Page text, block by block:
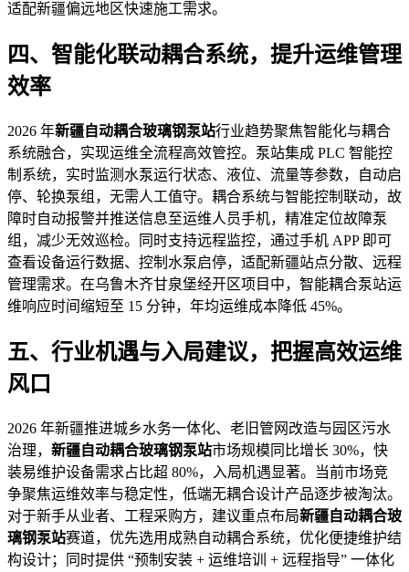
适配新疆偏远地区快速施工需求。
四、智能化联动耦合系统，提升运维管理
效率
2026 年新疆自动耦合玻璃钢泵站行业趋势聚焦智能化与耦合
系统融合，实现运维全流程高效管控。泵站集成 PLC 智能控
制系统，实时监测水泵运行状态、液位、流量等参数，自动启
停、轮换泵组，无需人工值守。耦合系统与智能控制联动，故
障时自动报警并推送信息至运维人员手机，精准定位故障泵
组，减少无效巡检。同时支持远程监控，通过手机 APP 即可
查看设备运行数据、控制水泵启停，适配新疆站点分散、远程
管理需求。在乌鲁木齐甘泉堡经开区项目中，智能耦合泵站运
维响应时间缩短至 15 分钟，年均运维成本降低 45%。
五、行业机遇与入局建议，把握高效运维
风口
2026 年新疆推进城乡水务一体化、老旧管网改造与园区污水
治理， 新疆自动耦合玻璃钢泵站市场规模同比增长 30%，快
装易维护设备需求占比超 80%，入局机遇显著。当前市场竞
争聚焦运维效率与稳定性，低端无耦合设计产品逐步被淘汰。
对于新手从业者、工程采购方，建议重点布局新疆自动耦合玻
璃钢泵站赛道，优先选用成熟自动耦合系统，优化便捷维护结
构设计；同时提供 “预制安装 + 运维培训 + 远程指导” 一体化